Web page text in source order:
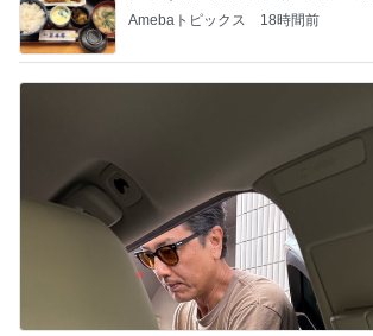
原田龍二の妻 駅までのお見送り
Amebaトピックス 1日前
記事を読む